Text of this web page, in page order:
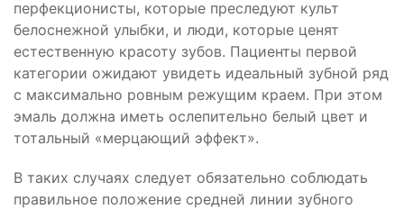
перфекционисты, которые преследуют культ
белоснежной улыбки, и люди, которые ценят
естественную красоту зубов. Пациенты первой
категории ожидают увидеть идеальный зубной ряд
с максимально ровным режущим краем. При этом
эмаль должна иметь ослепительно белый цвет и
тотальный «мерцающий эффект».
В таких случаях следует обязательно соблюдать
правильное положение средней линии зубного